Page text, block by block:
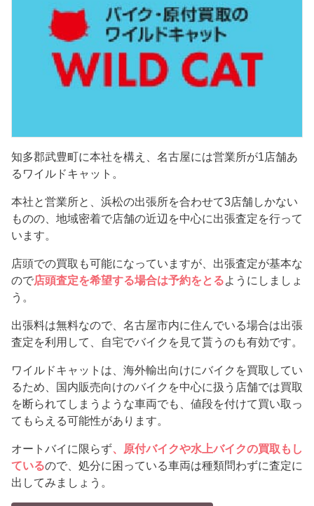
知多郡武豊町に本社を構え、名古屋には営業所が1店舗あ
るワイルドキャット。
本社と営業所と、浜松の出張所を合わせて3店舗しかない
ものの、地域密着で店舗の近辺を中心に出張査定を行って
います。
店頭での買取も可能になっていますが、出張査定が基本な
ので店頭査定を希望する場合は予約をとるようにしましょ
う。
出張料は無料なので、名古屋市内に住んでいる場合は出張
査定を利用して、自宅でバイクを見て貰うのも有効です。
ワイルドキャットは、海外輸出向けにバイクを買取してい
るため、国内販売向けのバイクを中心に扱う店舗では買取
を断られてしまうような車両でも、値段を付けて買い取っ
てもらえる可能性があります。
オートバイに限らず、原付バイクや水上バイクの買取もし
ているので、処分に困っている車両は種類問わずに査定に
出してみましょう。